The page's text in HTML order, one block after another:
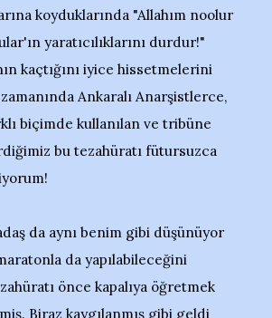
koyduklarında "Allahım noolur
yaratıcılıklarını durdur!"
kaçtığını iyice hissetmelerini
Ankaralı Anarşistlerce,
biçimde kullanılan ve tribüne
bu tezahüratı fütursuzca
da aynı benim gibi düşünüyor
da yapılabileceğini
önce kapalıya öğretmek
Biraz kaygılanmış gibi geldi